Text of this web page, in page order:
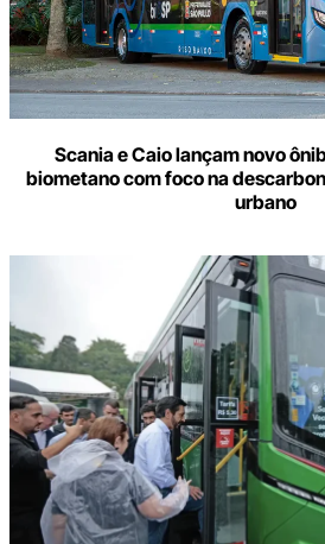
Scania e Caio lançam novo
biometano com foco na
urbano